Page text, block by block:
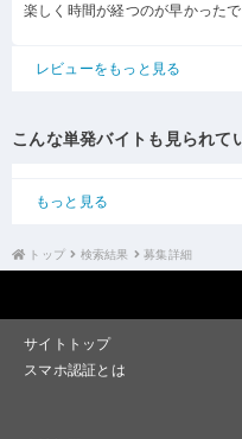
楽しく時間が経つのが早かった
レビューをもっと見る
こんな単発バイトも見られて
もっと見る
トップ 検索結果 募集詳細
サイトトップ
スマホ認証とは